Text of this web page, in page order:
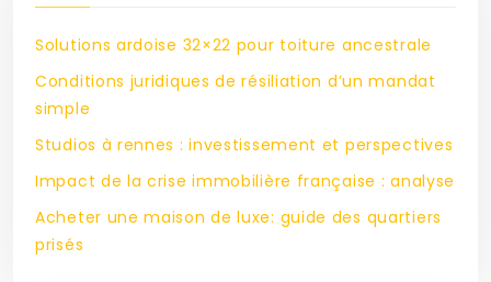
Solutions ardoise 32×22 pour toiture ancestrale
Conditions juridiques de résiliation d’un mandat
simple
Studios à rennes : investissement et perspectives
Impact de la crise immobilière française : analyse
Acheter une maison de luxe: guide des quartiers
prisés